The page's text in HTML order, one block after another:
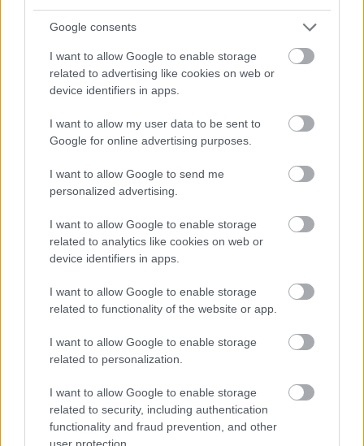
Google consents
I want to allow Google to enable storage
related to advertising like cookies on web or
device identifiers in apps.
I want to allow my user data to be sent to
Google for online advertising purposes.
I want to allow Google to send me
personalized advertising.
I want to allow Google to enable storage
related to analytics like cookies on web or
device identifiers in apps.
I want to allow Google to enable storage
related to functionality of the website or app.
I want to allow Google to enable storage
related to personalization.
I want to allow Google to enable storage
related to security, including authentication
functionality and fraud prevention, and other
user protection.
Michel y cuando no marca, no suele pasar de los 4 puntos
en el juego. Si sigue con su mala racha, podría perder el
puesto de titular próximamente tras la recuperación de Abel
Ruiz, así que habrá que estar atento a los próximos partidos
de los catalanes. Por ahora recomendamos mantener si le
con otro jugador más regular.
Jules Koundé (Barcelona, defensa, 6.250.000)
El defensa francés no jugó ante el Celta, ya que llegó al
partido tocado con problemas musculares. Hansi Flick
decidió reservarle y apostar en el lateral derecho por Eric
García, quien jugó con una máscara protectora tras
miércoles en Brujas.
y continúa con su mala racha de valoraciones. Si tenemos
en cuenta las últimas cinco jornadas, ha sumado un total de
8 puntos, una cantidad baja para un defensa que tiene un
valor de mercado de 6.250.000 €. Salvo sorpresa, seguirá
siendo titular en el Barcelona, pero hay muchos defensas